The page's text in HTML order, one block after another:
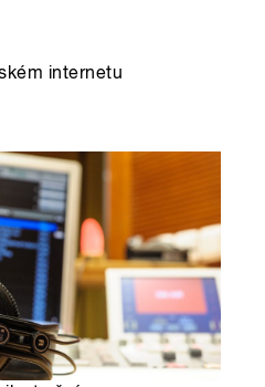
internetu